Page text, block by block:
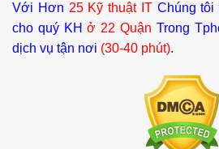
Với Hơn 25 Kỹ thuật ITChúng tôi
cho quý KHở 22 Quận Trong
dịch vụ tận nơi (30-40 phút).